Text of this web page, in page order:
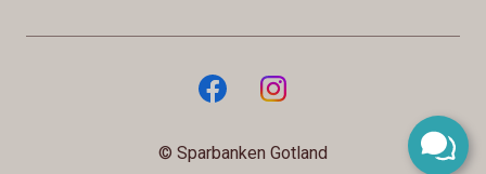
© Sparbanken Gotland